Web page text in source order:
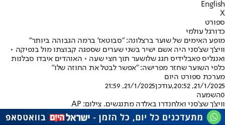
English
X
ספורט
כדורגל עולמי
מופע האימים של שוער ברצלונה: "סבוטאז' ברמה הגבוהה ביותר"
וויצ'ך שצ'סני היה אשם ישיר בשני שערים שספגה קבוצתו מול בנפיקה •
ואנגליס פאבלידיס חגג שלושער תוך חצי שעה • האוהדים איבדו סבלנות
כלפי השוער שחזר מפרישה: "אפשר לבטל את החוזה שלו"
מערכת ספורט היום
21/1/2025, 20:52
,עודכן21/1/2025, 21:59
0השמעה
וויצ'ך שצ'סני ואלחנדרו באלדה מתנגשים. צילום: AP